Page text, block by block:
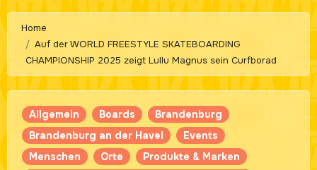
Home
Auf der WORLD FREESTYLE SKATEBOARDING
CHAMPIONSHIP 2025 zeigt Lullu Magnus sein Curfborad
Allgemein Boards
Brandenburg
Brandenburg an der Havel
Events
Menschen
Orte
Produkte & Marken